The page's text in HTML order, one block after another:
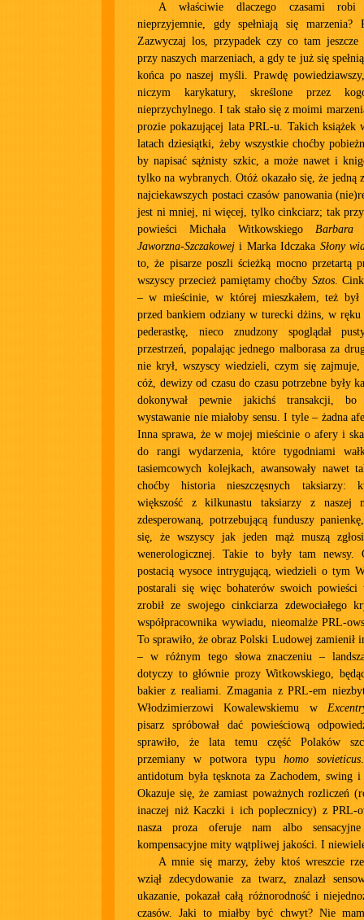
A właściwie dlaczego czasami
nieprzyjemnie, gdy spełniają się marzenia?
Zazwyczaj los, przypadek czy co tam jeszcze
przy naszych marzeniach, a gdy te już się
końca po naszej myśli. Prawdę
niczym karykatury, skreślone przez
nieprzychylnego. I tak stało się z moimi
prozie pokazującej lata PRL-u. Takich książek
latach dziesiątki, żeby wszystkie choćby
by napisać sążnisty szkic, a może nawet i
tylko na wybranych. Otóż okazało się, że jedną
najciekawszych postaci czasów panowania
jest ni mniej, ni więcej, tylko cinkciarz; tak
powieści Michała Witkowskiego Barbara
Jaworzna-Szczakowej i Marka Idczaka Słony
to, że pisarze poszli ścieżką mocno przetartą
wszyscy przecież pamiętamy choćby Sztos.
– w mieścinie, w której mieszkałem, też był
przed bankiem odziany w turecki dżins, w ręku
pederastkę, nieco znudzony spoglądał
przestrzeń, popalając jednego malborasa za
nie krył, wszyscy wiedzieli, czym się
cóż, dewizy od czasu do czasu potrzebne były
dokonywał pewnie jakichś transakcji, bo
wystawanie nie miałoby sensu. I tyle – żadna
Inna sprawa, że w mojej mieścinie o afery i
do rangi wydarzenia, które tygodniami
tasiemcowych kolejkach, awansowały nawet
choćby historia nieszczęsnych taksiarzy:
większość z kilkunastu taksiarzy z naszej
zdesperowaną, potrzebującą funduszy
się, że wszyscy jak jeden mąż muszą
wenerologicznej. Takie to były tam newsy.
postacią wysoce intrygującą, wiedzieli o tym
postarali się więc bohaterów swoich powieści
zrobił ze swojego cinkciarza zdewociałego
współpracownika wywiadu, nieomalże PRL-
To sprawiło, że obraz Polski Ludowej zamienił
– w różnym tego słowa znaczeniu –
dotyczy to głównie prozy Witkowskiego,
bakier z realiami. Zmagania z PRL-em
Włodzimierzowi Kowalewskiemu w
pisarz spróbował dać powieściową
sprawiło, że lata temu część Polaków
przemiany w potwora typu homo sovieticus
antidotum była tęsknota za Zachodem, swing i
Okazuje się, że zamiast poważnych rozliczeń
inaczej niż Kaczki i ich poplecznicy) z PRL-
nasza proza oferuje nam albo
kompensacyjne mity wątpliwej jakości. I
A mnie się marzy, żeby ktoś wreszcie
wziął zdecydowanie za twarz, znalazł
ukazanie, pokazał całą różnorodność i
czasów. Jaki to miałby być chwyt? Nie